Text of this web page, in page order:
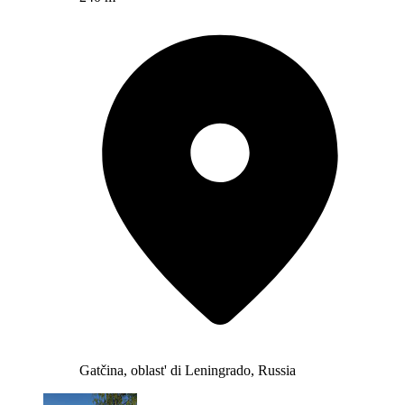
Gatčina, oblast' di Leningrado, Russia